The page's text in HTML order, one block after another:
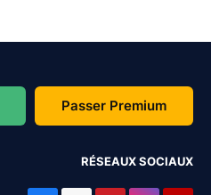
Passer Premium
RÉSEAUX SOCIAUX